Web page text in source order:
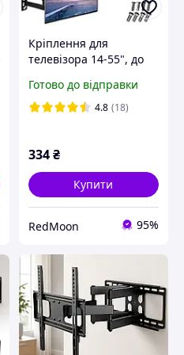
Кріплення для
телевізора 14-55", до
Поворотний настінний
кронштейн для ТБ
Готово до відправки
4.8 (18)
334₴
Купити
RedMoon 95%